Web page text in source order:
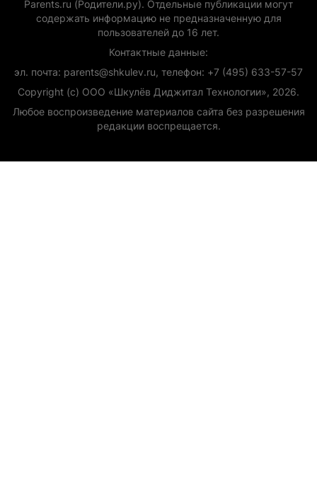
Parents.ru (Родители.ру). Отдельные публикации могут
содержать информацию не предназначенную для
пользователей до 16 лет.
Контактные данные:
эл. почта: parents@shkulev.ru, телефон: +7 (495) 633-57-57
Copyright (с) ООО «Шкулёв Диджитал Технологии», 2026.
Любое воспроизведение материалов сайта без разрешения
редакции воспрещается.